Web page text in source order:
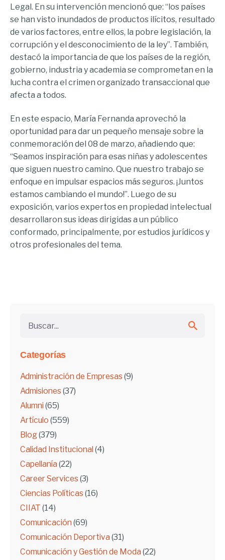
Categorías
Administración de Empresas (9)
Admisiones (37)
Alumni (65)
Artículo (559)
Blog(379)
Calidad Institucional (4)
Capellanía (22)
Career Services (3)
Ciencias Políticas (16)
CIIAT (14)
Comunicación (69)
Comunicación Deportiva (31)
Comunicación y Gestión de Moda (22)
Legal. En su intervención mencionó que: “los países
se han visto inundados de productos ilícitos, resultado
de varios factores, entre ellos, la pobre legislación, la
corrupción y el desconocimiento de la ley”. También,
destacó la importancia de que los países de la región,
gobierno, industria y academia se comprometan en la
lucha contra el crimen organizado transaccional que
afecta a todos.
En este espacio, María Fernanda aprovechó la
oportunidad para dar un pequeño mensaje sobre la
conmemoración del 08 de marzo, añadiendo que:
“Seamos inspiración para esas niñas y adolescentes
que siguen nuestro camino. Que nuestro trabajo se
enfoque en impulsar espacios más seguros. ¡Juntos
estamos cambiando el mundo!”. Luego de su
exposición, varios expertos en propiedad intelectual
desarrollaron sus ideas dirigidas a un público
conformado, principalmente, por estudios jurídicos y
otros profesionales del tema.